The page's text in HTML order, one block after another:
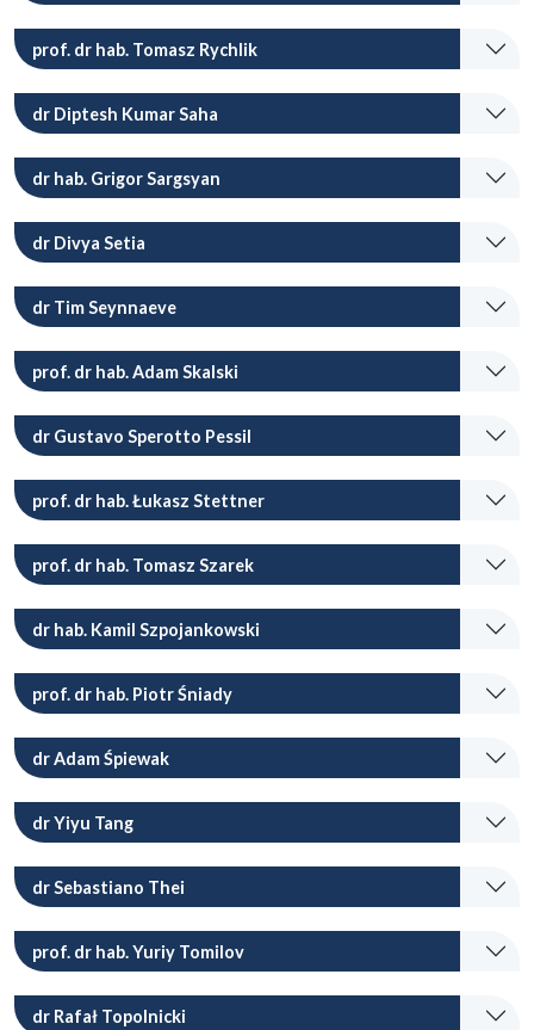
prof. dr hab. Tomasz Rychlik
dr Diptesh Kumar Saha
dr hab. Grigor Sargsyan
dr Divya Setia
dr Tim Seynnaeve
prof. dr hab. Adam Skalski
dr Gustavo Sperotto Pessil
prof. dr hab. Łukasz Stettner
prof. dr hab. Tomasz Szarek
dr hab. Kamil Szpojankowski
prof. dr hab. Piotr Śniady
dr Adam Śpiewak
dr Yiyu Tang
dr Sebastiano Thei
prof. dr hab. Yuriy Tomilov
dr Rafał Topolnicki